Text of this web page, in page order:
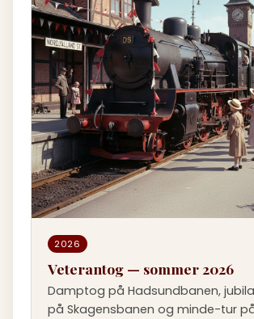
2026
Veterantog — sommer 2026
Damptog på Hadsundbanen,
på Skagensbanen og minde-tur